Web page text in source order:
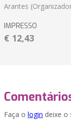
Arantes
IMPRESSO
€ 12,43
Faça o login deixe o